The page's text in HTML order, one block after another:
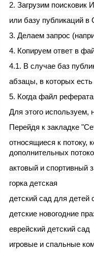
2. Загрузим поисковик
или базу публикаций
3. Делаем запрос
4. Копируем ответ в
4.1. В случае баз
абзацы, в которых
5. Когда файл
Для этого используем,
Перейдя к закладке
относящиеся к потоку,
дополнительных
актовый и спортивный
горка детская
детский сад для детей
детские новогодние
еврейский детский сад
игровые и спальные